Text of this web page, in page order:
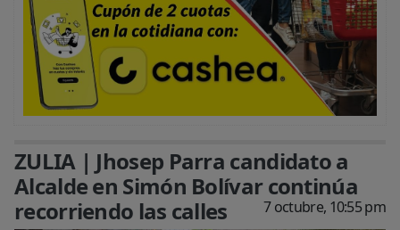
ZULIA | Jhosep Parra candidato a
Alcalde en Simón Bolívar continúa
recorriendo las calles
7 octubre, 10:55 pm